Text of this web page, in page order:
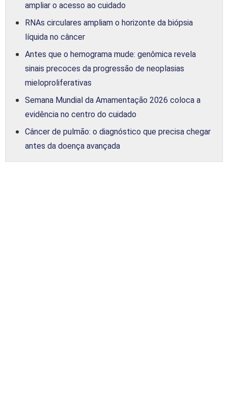
ampliar o acesso ao cuidado
RNAs circulares ampliam o horizonte da biópsia
líquida no câncer
Antes que o hemograma mude: genômica revela
sinais precoces da progressão de neoplasias
mieloproliferativas
Semana Mundial da Amamentação 2026 coloca a
evidência no centro do cuidado
Câncer de pulmão: o diagnóstico que precisa chegar
antes da doença avançada